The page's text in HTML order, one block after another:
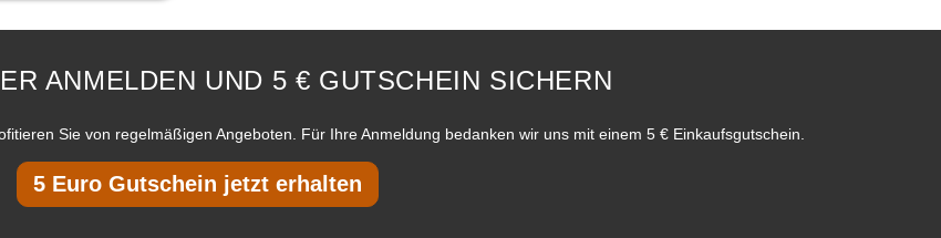
ANMELDEN UND 5 € GUTSCHEIN SICHERN
Sie von regelmäßigen Angeboten. Für Ihre Anmeldung bedanken wir uns mit einem 5 € Einkaufsgutschein.
5 Euro Gutschein jetzt erhalten